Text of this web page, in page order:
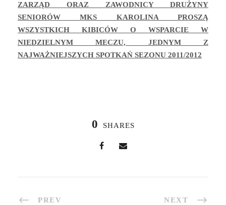
ZARZĄD ORAZ ZAWODNICY DRUŻYNY
SENIORÓW MKS KAROLINA PROSZĄ
WSZYSTKICH KIBICÓW O WSPARCIE W
NIEDZIELNYM MECZU, JEDNYM Z
NAJWAŻNIEJSZYCH SPOTKAŃ SEZONU 2011/2012
0 SHARES
PREV NEXT